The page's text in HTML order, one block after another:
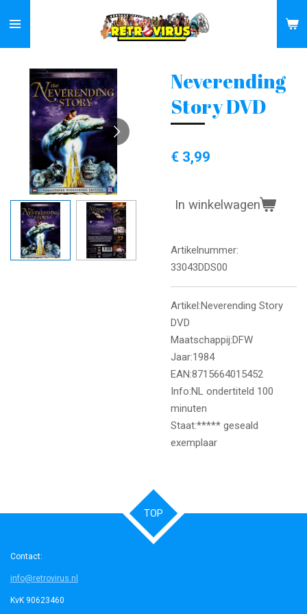
direct
naar
hoofdinhoud
Neverending
Story DVD
€ 3,99
In winkelwagen
Artikelnummer:
33043DDS00
Artikel:Neverending Story
DVD
Maatschappij:DFW
Jaar:1984
EAN:8715664015452
Info:NL ondertiteld 100
minuten
Staat:***** geseald
exemplaar
TOP
Contact:
info@retrovirus.nl
KvK 90623460